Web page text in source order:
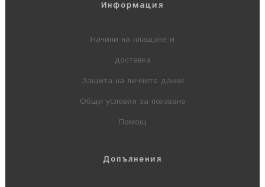
Информация
Начини на плащане и
доставка
Защита на личните данни
Общи условия за ползване
Помощ
Допълнения